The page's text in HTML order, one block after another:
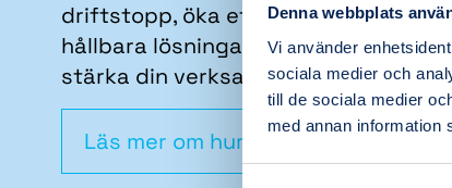
Denna webbplats
Vi använder
sociala medier och
till de sociala medier
med annan information
Samtyckesval
driftstopp, öka effektiviteten eller
hållbara lösningar för framtiden, är
stärka din verksamhet.
Läs mer om hur vi jobbar